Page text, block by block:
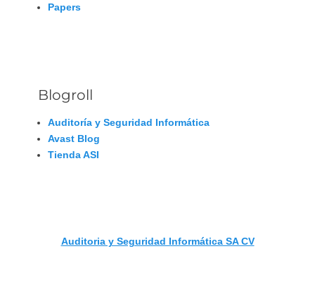
Papers
Blogroll
Auditoría y Seguridad Informática
Avast Blog
Tienda ASI
Auditoria y Seguridad Informática SA CV